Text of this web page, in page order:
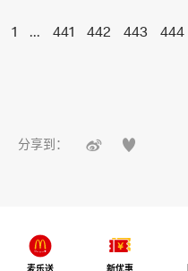
1 ... 441 442 443 444
分享到：  